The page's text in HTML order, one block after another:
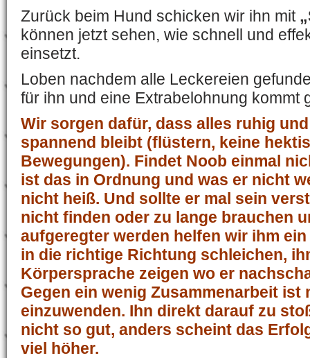
Zurück beim Hund schicken wir ihn mit
können jetzt sehen, wie schnell und
einsetzt.
Loben nachdem alle Leckereien
für ihn und eine Extrabelohnung kommt
Wir sorgen dafür, dass alles ruhig
spannend bleibt (flüstern, keine
Bewegungen). Findet Noob einmal
ist das in Ordnung und was er nicht
nicht heiß. Und sollte er mal sein
nicht finden oder zu lange brauchen
aufgeregter werden helfen wir ihm
in die richtige Richtung schleichen,
Körpersprache zeigen wo er
Gegen ein wenig Zusammenarbeit ist
einzuwenden. Ihn direkt darauf zu
nicht so gut, anders scheint das
viel höher.